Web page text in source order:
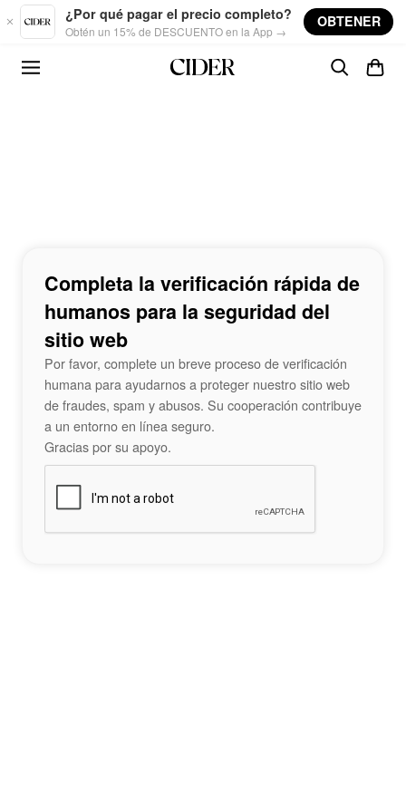
Skip to main content
¿Por qué pagar el precio completo?
Obtén un 15% de DESCUENTO en la App →
OBTENER
Completa la verificación rápida de
humanos para la seguridad del
sitio web
Por favor, complete un breve proceso de verificación
humana para ayudarnos a proteger nuestro sitio web
de fraudes, spam y abusos. Su cooperación contribuye
a un entorno en línea seguro.
Gracias por su apoyo.